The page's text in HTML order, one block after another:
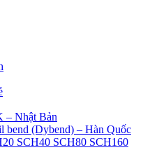
– Nhật Bản
bend (Dybend) – Hàn Quốc
SCH40 SCH80 SCH160